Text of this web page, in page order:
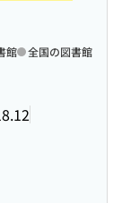
館 全国の図書館